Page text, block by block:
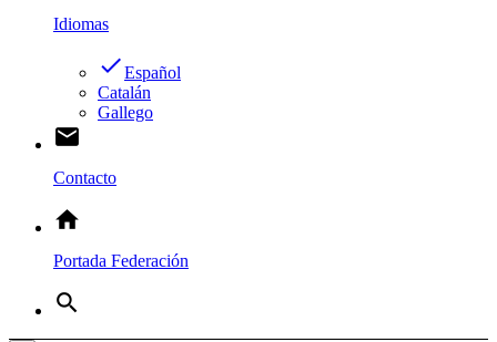
Idiomas
doneEspañol
Catalán
Gallego
email
Contacto
home
Portada Federación
search